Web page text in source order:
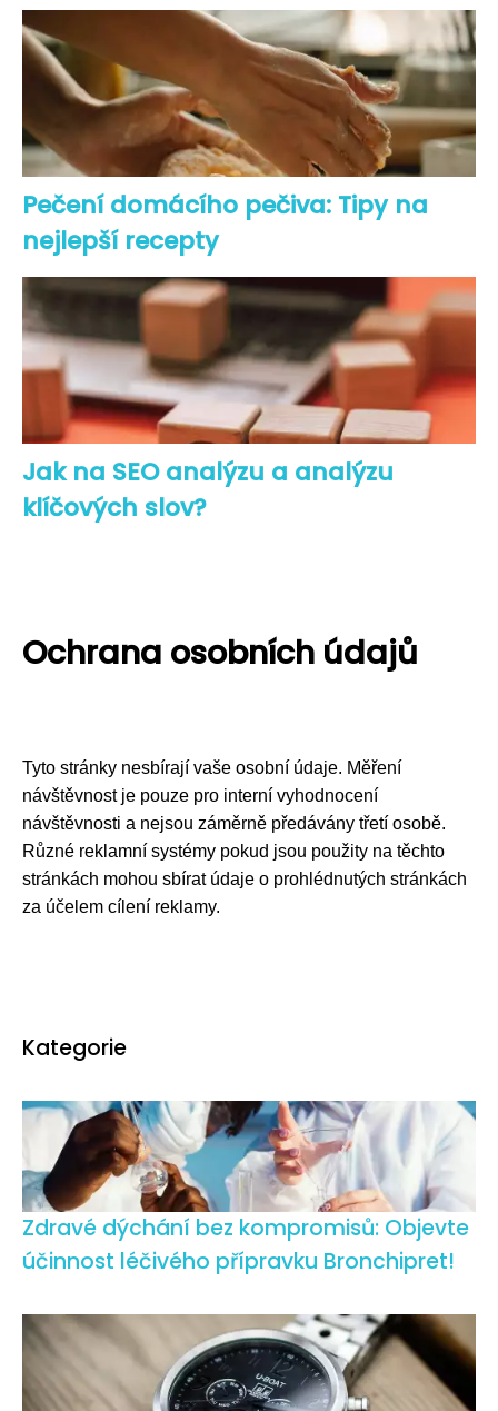
Pečení domácího pečiva: Tipy na
nejlepší recepty
Jak na SEO analýzu a analýzu
klíčových slov?
Ochrana osobních údajů
Tyto stránky nesbírají vaše osobní údaje. Měření
návštěvnost je pouze pro interní vyhodnocení
návštěvnosti a nejsou záměrně předávány třetí osobě.
Různé reklamní systémy pokud jsou použity na těchto
stránkách mohou sbírat údaje o prohlédnutých stránkách
za účelem cílení reklamy.
Kategorie
Zdravé dýchání bez kompromisů: Objevte
účinnost léčivého přípravku Bronchipret!